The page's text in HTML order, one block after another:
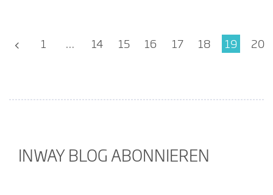
1 … 14 15 16 17 18 19 20
INWAY BLOG ABONNIEREN